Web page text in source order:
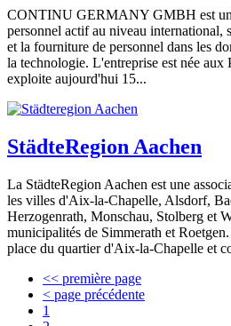
CONTINU GERMANY GMBH est un
personnel actif au niveau international,
et la fourniture de personnel dans les
la technologie. L'entreprise est née aux
exploite aujourd'hui 15...
StädteRegion Aachen
La StädteRegion Aachen est une
les villes d'Aix-la-Chapelle, Alsdorf,
Herzogenrath, Monschau, Stolberg et
municipalités de Simmerath et
place du quartier d'Aix-la-Chapelle et
<< première page
< page précédente
1